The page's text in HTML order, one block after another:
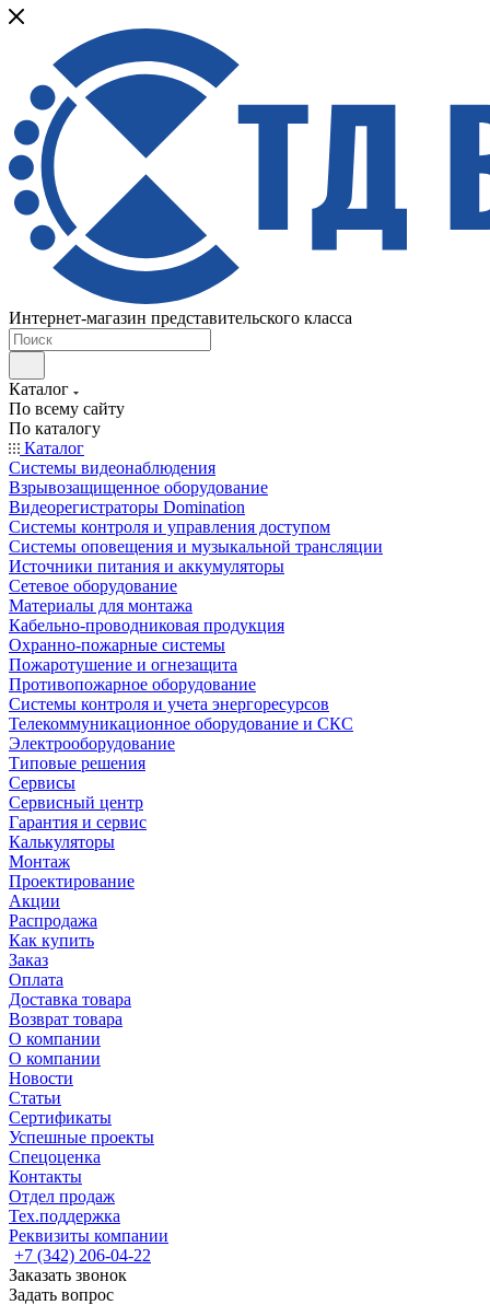
Интернет-магазин представительского класса
Каталог
По всему сайту
По каталогу
Каталог
Системы видеонаблюдения
Взрывозащищенное оборудование
Видеорегистраторы Domination
Системы контроля и управления доступом
Системы оповещения и музыкальной трансляции
Источники питания и аккумуляторы
Сетевое оборудование
Материалы для монтажа
Кабельно-проводниковая продукция
Охранно-пожарные системы
Пожаротушение и огнезащита
Противопожарное оборудование
Системы контроля и учета энергоресурсов
Телекоммуникационное оборудование и СКС
Электрооборудование
Типовые решения
Сервисы
Сервисный центр
Гарантия и сервис
Калькуляторы
Монтаж
Проектирование
Акции
Распродажа
Как купить
Заказ
Оплата
Доставка товара
Возврат товара
О компании
О компании
Новости
Статьи
Сертификаты
Успешные проекты
Спецоценка
Контакты
Отдел продаж
Тех.поддержка
Реквизиты компании
+7 (342) 206-04-22
Заказать звонок
Задать вопрос